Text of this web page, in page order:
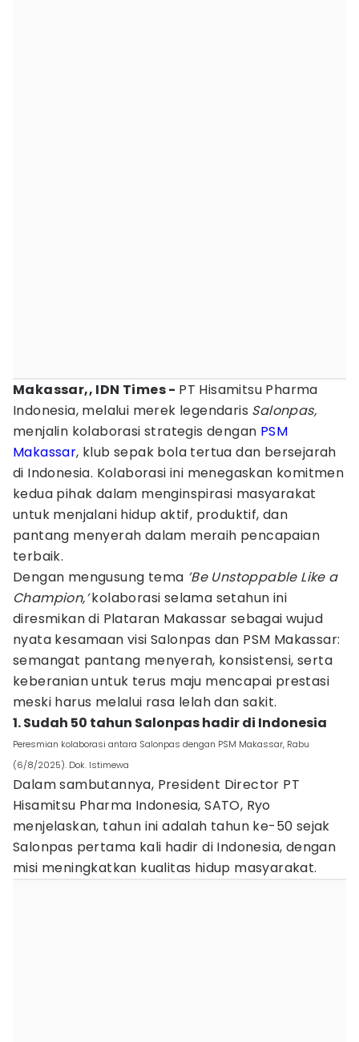
Makassar,, IDN Times - PT Hisamitsu Pharma
Indonesia, melalui merek legendaris Salonpas,
menjalin kolaborasi strategis dengan PSM
Makassar, klub sepak bola tertua dan bersejarah
di Indonesia. Kolaborasi ini menegaskan komitmen
kedua pihak dalam menginspirasi masyarakat
untuk menjalani hidup aktif, produktif, dan
pantang menyerah dalam meraih pencapaian
terbaik.
Dengan mengusung tema ’Be Unstoppable Like a
Champion,’kolaborasi selama setahun ini
diresmikan di Plataran Makassar sebagai wujud
nyata kesamaan visi Salonpas dan PSM Makassar:
semangat pantang menyerah, konsistensi, serta
keberanian untuk terus maju mencapai prestasi
meski harus melalui rasa lelah dan sakit.
1. Sudah 50 tahun Salonpas hadir di Indonesia
Peresmian kolaborasi antara Salonpas dengan PSM Makassar, Rabu
(6/8/2025). Dok. Istimewa
Dalam sambutannya, President Director PT
Hisamitsu Pharma Indonesia, SATO, Ryo
menjelaskan, tahun ini adalah tahun ke-50 sejak
Salonpas pertama kali hadir di Indonesia, dengan
misi meningkatkan kualitas hidup masyarakat.